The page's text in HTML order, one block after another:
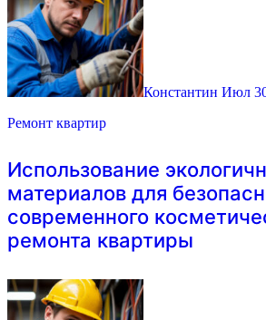
Константин Июл
Ремонт квартир
Использование
материалов для
современного
ремонта квартиры